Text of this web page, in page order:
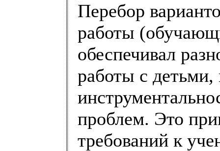
Перебор
работы
обеспечивал
работы с детьми,
проблем. Это
требований к